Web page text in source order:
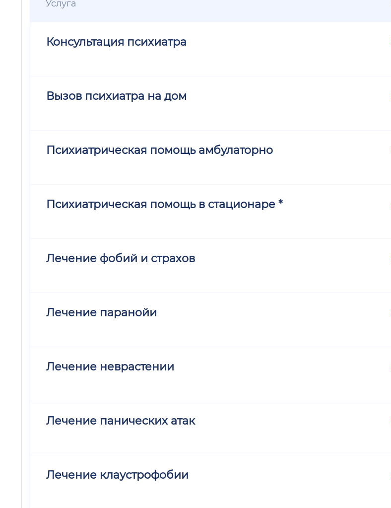
Услуга
Консультация психиатра
Вызов психиатра на дом
Психиатрическая помощь амбулаторно
Психиатрическая помощь в стационаре *
Лечение фобий и страхов
Лечение паранойи
Лечение неврастении
Лечение панических атак
Лечение клаустрофобии